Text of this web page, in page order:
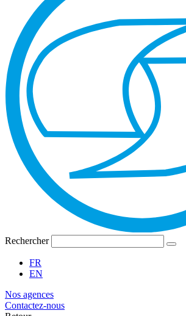
Rechercher
FR
EN
Nos agences
Contactez-nous